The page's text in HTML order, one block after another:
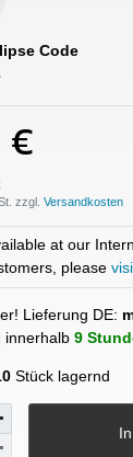
Code
€
zzgl.
at our
please
Lieferung DE:
innerhalb 9
Stück lagernd